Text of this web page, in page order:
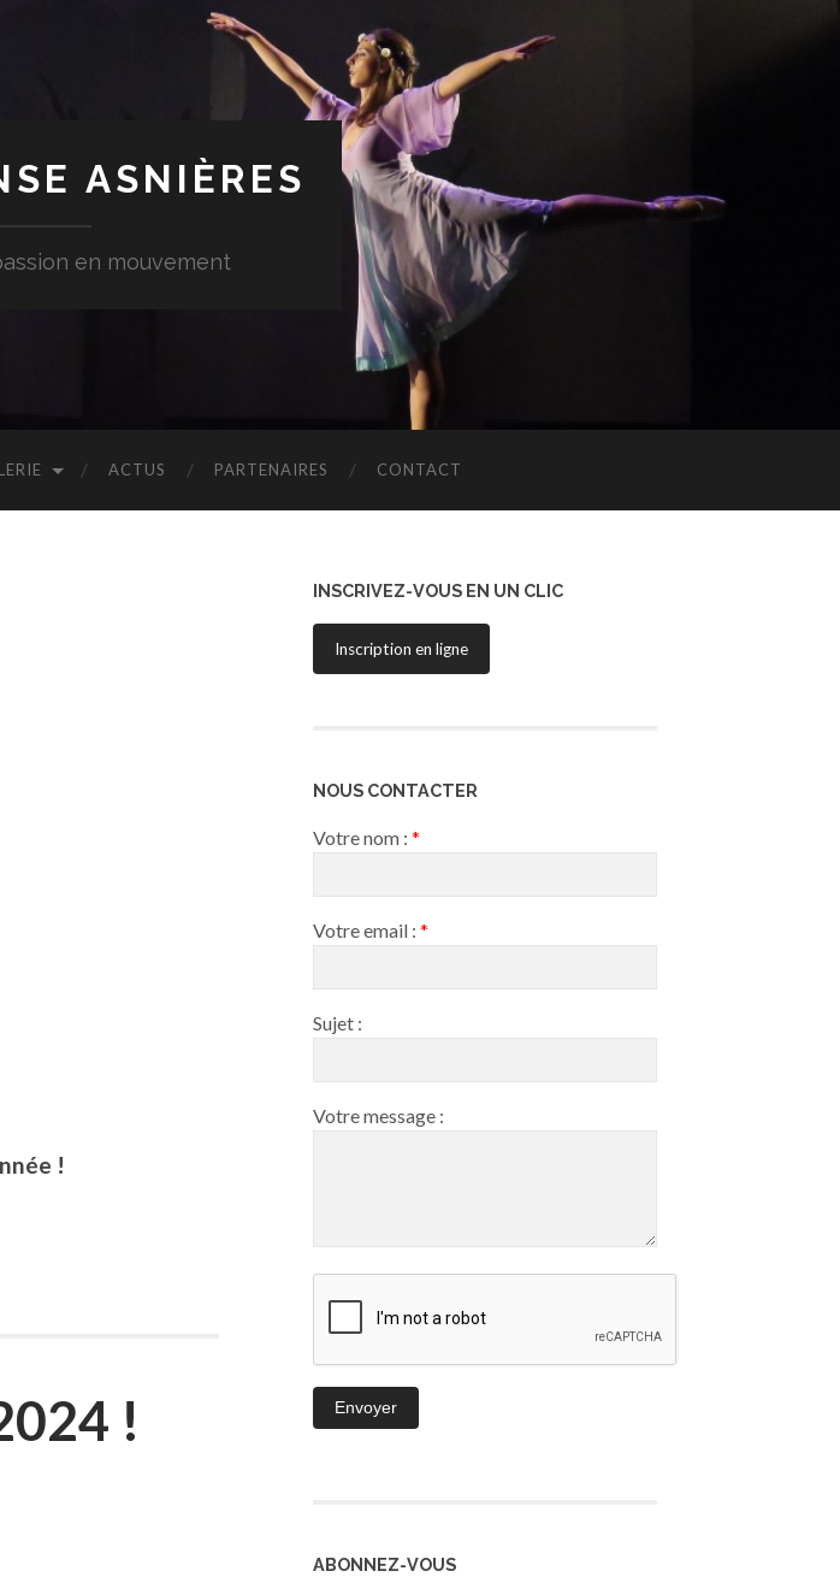
ASNIÈRES
en mouvement
ACTUS PARTENAIRES CONTACT
!
!
INSCRIVEZ-VOUS EN UN CLIC
Inscription en ligne
NOUS CONTACTER
Votre nom : *
Votre email : *
Sujet :
Votre message :
ABONNEZ-VOUS